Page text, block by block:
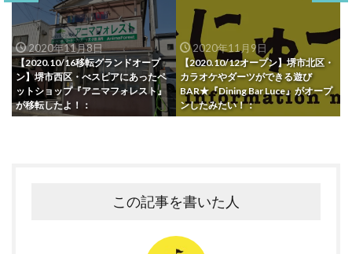
2020年11月8日
【2020.10/16移転グランドオープ
ン】堺市西区・べスピアにあったペ
ットショップ『アニマフォレスト』
が移転したよ！：
2020年11月9日
【2020.10/12オープン】堺市北区・
カラオケやダーツができる遊び
BAR★『Dining Bar Luce』がオープ
ンしたみたい！：
この記事を書いた人